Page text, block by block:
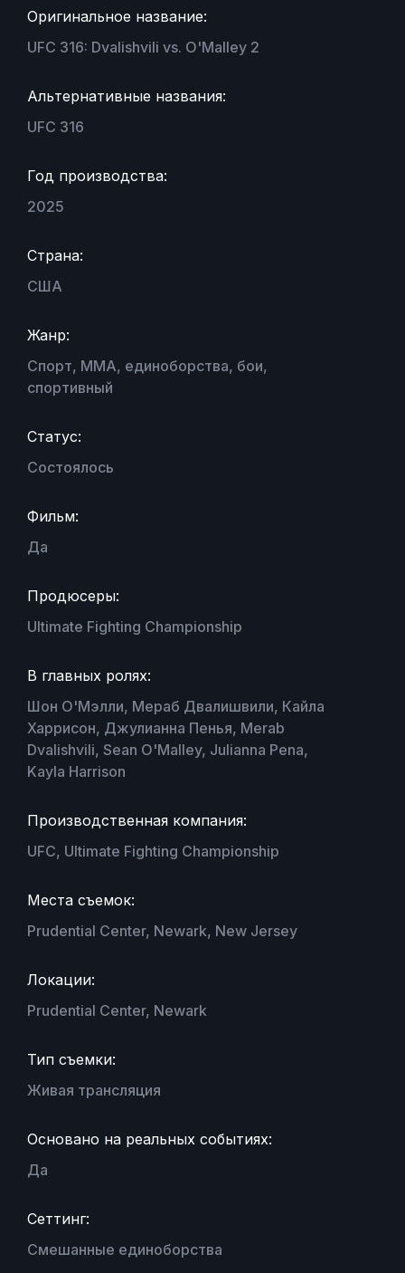
Оригинальное название:
UFC 316: Dvalishvili vs. O'Malley 2
Альтернативные названия:
UFC 316
Год производства:
2025
Страна:
США
Жанр:
Спорт, MMA, единоборства, бои,
спортивный
Статус:
Состоялось
Фильм:
Да
Продюсеры:
Ultimate Fighting Championship
В главных ролях:
Шон О'Мэлли, Мераб Двалишвили, Кайла
Харрисон, Джулианна Пенья, Merab
Dvalishvili, Sean O'Malley, Julianna Pena,
Kayla Harrison
Производственная компания:
UFC, Ultimate Fighting Championship
Места съемок:
Prudential Center, Newark, New Jersey
Локации:
Prudential Center, Newark
Тип съемки:
Живая трансляция
Основано на реальных событиях:
Да
Сеттинг:
Смешанные единоборства